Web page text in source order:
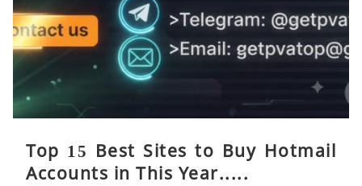
Top 15 Best Sites to Buy Hotmail
Accounts in This Year.....